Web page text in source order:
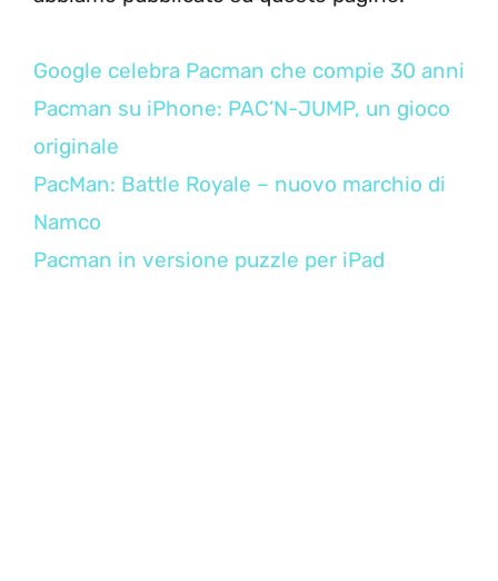
Google celebra Pacman che compie 30 anni
Pacman su iPhone: PAC’N-JUMP, un gioco
originale
PacMan: Battle Royale – nuovo marchio di
Namco
Pacman in versione puzzle per iPad